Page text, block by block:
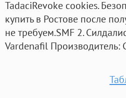
TadaciRevoke cookies.
купить в Ростове после
не требуем.SMF 2.
Vardenafil Производитель: